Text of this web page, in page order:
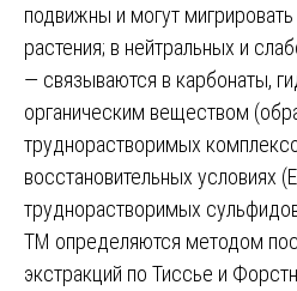
подвижны и могут
растения; в нейтральных и
— связываются в карбонаты,
органическим веществом
труднорастворимых
восстановительных условиях
труднорастворимых
ТМ определяются методом
экстракций по Тиссье и